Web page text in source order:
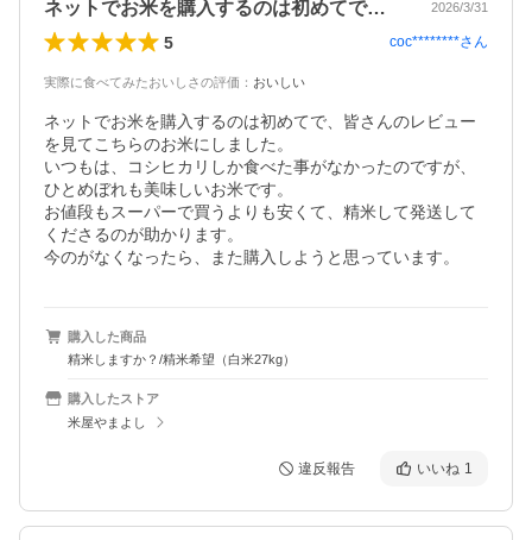
ネットでお米を購入するのは初めてで、皆… 2026/3/31
5 coc********さん
実際に食べてみたおいしさの評価 ： おいしい
ネットでお米を購入するのは初めてで、皆さんのレビュー
を見てこちらのお米にしました。
いつもは、コシヒカリしか食べた事がなかったのですが、
ひとめぼれも美味しいお米です。
お値段もスーパーで買うよりも安くて、精米して発送して
くださるのが助かります。
今のがなくなったら、また購入しようと思っています。
購入した商品
精米しますか？/精米希望（白米27kg）
購入したストア
米屋やまよし
違反報告 いいね 1